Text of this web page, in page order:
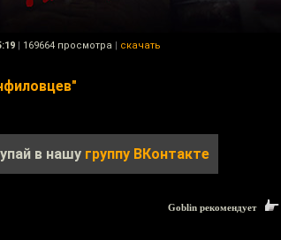
| 169664 просмотра | скачать
в нашу группу ВКонтакте
Goblin рекомендует